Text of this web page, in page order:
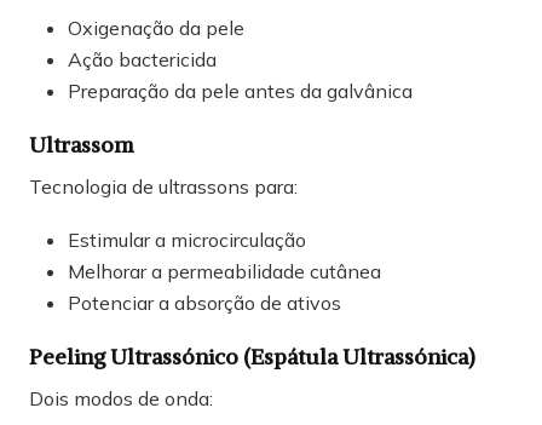
Oxigenação da pele
Ação bactericida
Preparação da pele antes da galvânica
Ultrassom
Tecnologia de ultrassons para:
Estimular a microcirculação
Melhorar a permeabilidade cutânea
Potenciar a absorção de ativos
Peeling Ultrassónico (Espátula Ultrassónica)
Dois modos de onda: